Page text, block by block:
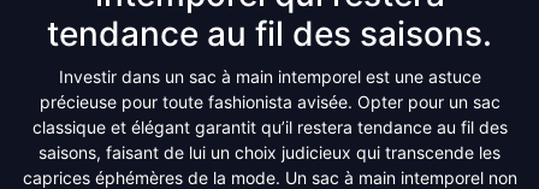
tendance au fil des saisons.
Investir dans un sac à main intemporel est une astuce
précieuse pour toute fashionista avisée. Opter pour un sac
classique et élégant garantit qu’il restera tendance au fil des
saisons, faisant de lui un choix judicieux qui transcende les
caprices éphémères de la mode. Un sac à main intemporel non